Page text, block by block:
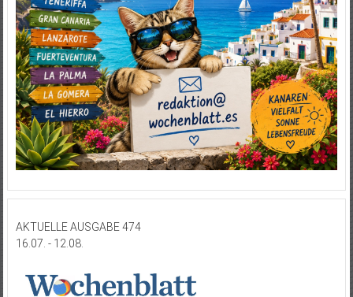
AKTUELLE AUSGABE 474
16.07. - 12.08.